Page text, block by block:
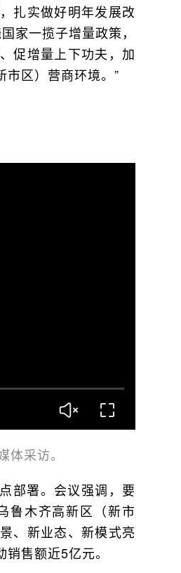
扎实做好明年发展改
家一揽子增量政策，
促增量上下功夫，加
区）营商环境。”
采访。
部署。会议强调，要
鲁木齐高新区（新市
、新业态、新模式亮
售额近5亿元。